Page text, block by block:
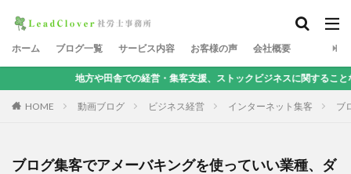
ホーム ブログ一覧 サービス内容 お客様の声 会社概要
地方や田舎での経営・集客支援、ストックビジネスに関することなら、地方集客
HOME 動画ブログ ビジネス経営 インターネット集客 ブ
ブログ集客でアメーバキングを使っていい業種、ダ